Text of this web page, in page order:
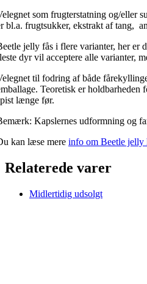
som frugterstatning og/eller
bl.a. frugtsukker, ekstrakt af tang,
jelly fås i flere varianter, her er
dyr vil acceptere alle varianter,
til fodring af både
Teoretisk er
længe før.
Kapslernes udformning og
kan læse mere info om Beetle jelly
Relaterede varer
Midlertidig udsolgt